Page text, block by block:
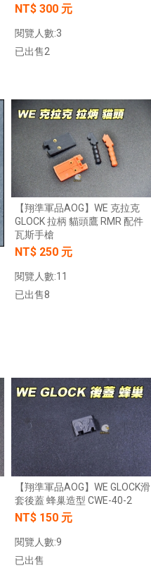
NT$ 300 元
閱覽人數:3
已出售2
【翔準軍品AOG】WE 克拉克
GLOCK 拉柄 貓頭鷹 RMR 配件
瓦斯手槍
NT$ 250 元
閱覽人數:11
已出售8
【翔準軍品AOG】WE GLOCK滑
套後蓋 蜂巢造型 CWE-40-2
NT$ 150 元
閱覽人數:9
已出售